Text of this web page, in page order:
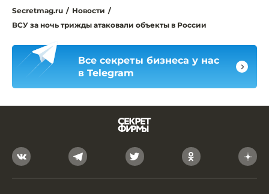
Secretmag.ru / Новости /
ВСУ за ночь трижды атаковали объекты в России
Все секреты бизнеса у нас
в Telegram